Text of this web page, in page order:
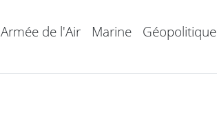
Armée de l'Air Marine Géopolitique